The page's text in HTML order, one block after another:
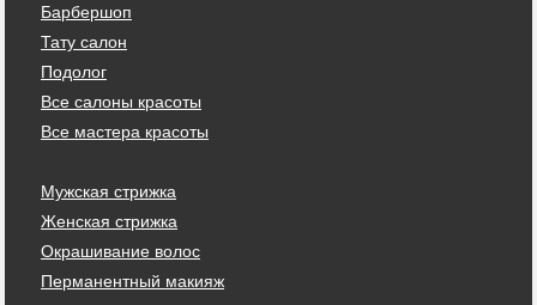
Барбершоп
Тату салон
Подолог
Все салоны красоты
Все мастера красоты
Мужская стрижка
Женская стрижка
Окрашивание волос
Перманентный макияж